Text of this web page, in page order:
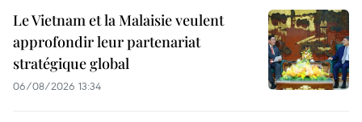
Le Vietnam et la Malaisie veulent
approfondir leur partenariat
stratégique global
06/08/2026 13:34